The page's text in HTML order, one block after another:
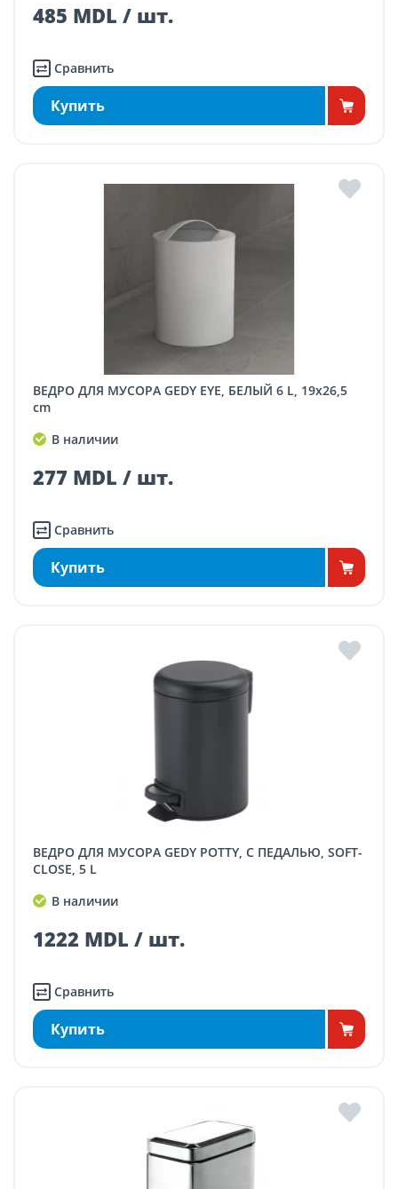
485 MDL / шт.
Сравнить
Купить
ВЕДРО ДЛЯ МУСОРА GEDY EYE, БЕЛЫЙ 6 L, 19x26,5
cm
В наличии
277 MDL / шт.
Сравнить
Купить
ВЕДРО ДЛЯ МУСОРА GEDY POTTY, С ПЕДАЛЬЮ, SOFT-
CLOSE, 5 L
В наличии
1222 MDL / шт.
Сравнить
Купить